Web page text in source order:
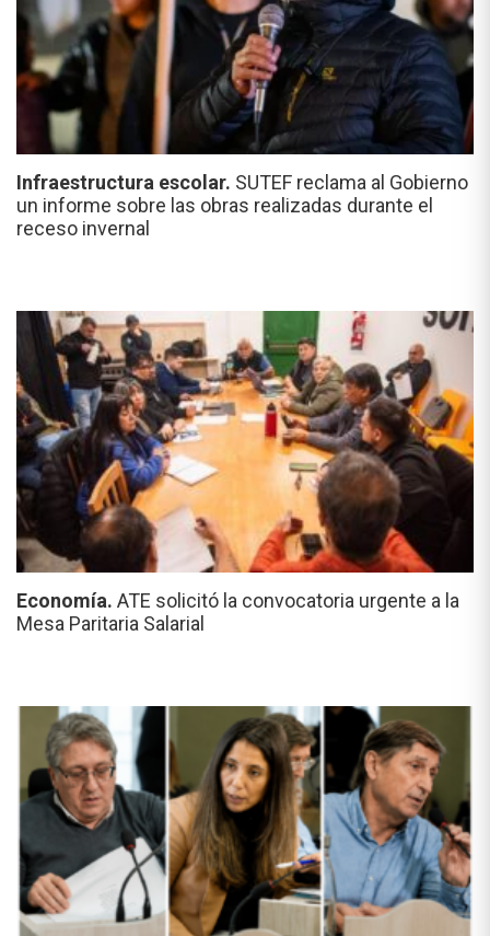
Infraestructura escolar. SUTEF reclama al Gobierno
un informe sobre las obras realizadas durante el
receso invernal
Economía. ATE solicitó la convocatoria urgente a la
Mesa Paritaria Salarial